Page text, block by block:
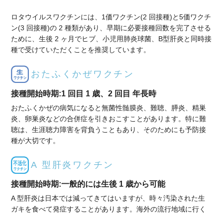
ロタウイルスワクチンには、1価ワクチン(2 回接種)と5価ワクチ
ン(3 回接種)の 2 種類があり、早期に必要接種回数を完了させる
ために、生後 2 ヶ月でヒブ、小児用肺炎球菌、B型肝炎と同時接
種で受けていただくことを推奨しています。
おたふくかぜワクチン
接種開始時期:1 回目 1 歳、2 回目 年長時
おたふくかぜの病気になると無菌性髄膜炎、難聴、膵炎、精巣
炎、卵巣炎などの合併症を引きおこすことがあります。特に難
聴は、生涯聴力障害を背負うこともあり、そのためにも予防接
種が大切です。
A 型肝炎ワクチン
接種開始時期:一般的には生後 1 歳から可能
A 型肝炎は日本では減ってきてはいますが、時々汚染された生
ガキを食べて発症することがあります。海外の流行地域に行く